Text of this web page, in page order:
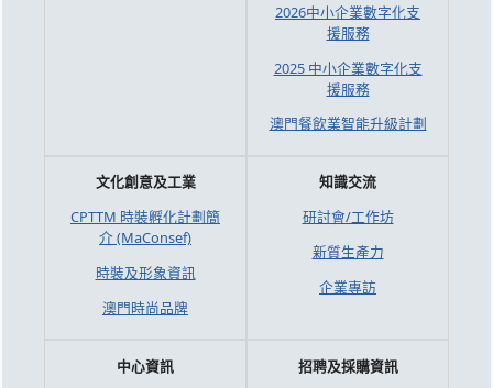
2026中小企業數字化支
援服務
2025 中小企業數字化支
援服務
澳門餐飲業智能升級計劃
文化創意及工業
CPTTM 時裝孵化計劃簡
介 (MaConsef)
時裝及形象資訊
澳門時尚品牌
知識交流
研討會/工作坊
新質生產力
企業專訪
中心資訊 招聘及採購資訊